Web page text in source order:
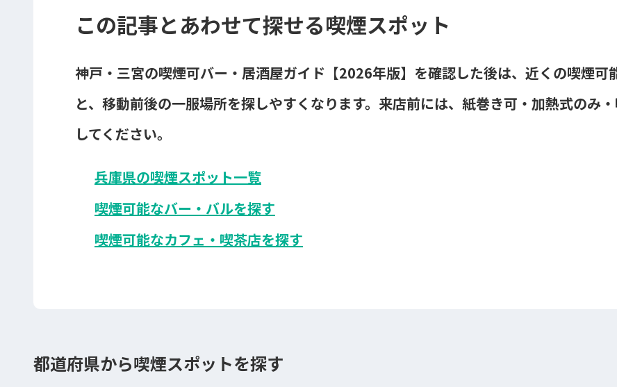
この記事とあわせて探せる喫煙スポット
神戸・三宮の喫煙可バー・居酒屋ガイド【2026年版】を確認した後は、近くの喫煙可
と、移動前後の一服場所を探しやすくなります。来店前には、紙巻き可・加熱式のみ
してください。
兵庫県の喫煙スポット一覧
喫煙可能なバー・バルを探す
喫煙可能なカフェ・喫茶店を探す
都道府県から喫煙スポットを探す